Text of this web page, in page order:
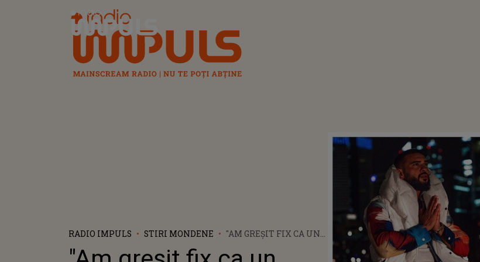
Radio Impuls
RADIO IMPULS STIRI MONDENE
"AM GREȘIT FIX CA UN
FRAIER DAR UNEORI CU